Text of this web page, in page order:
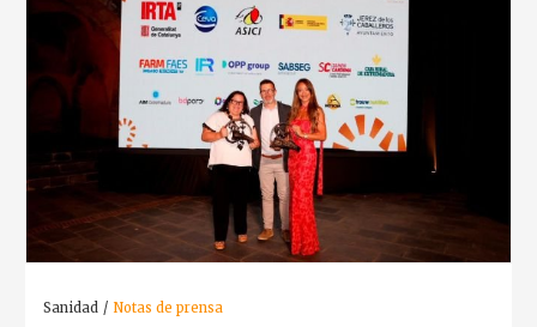
Sanidad Notas de prensa